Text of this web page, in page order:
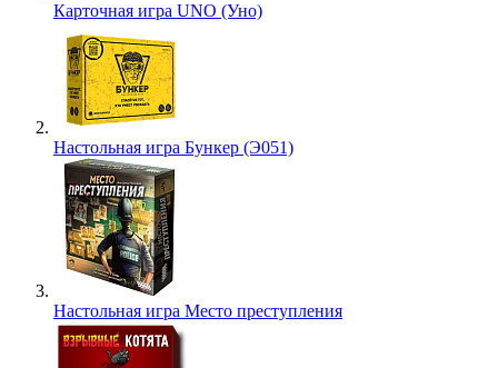
Карточная игра UNO (Уно)
Настольная игра Бункер (Э051)
Настольная игра Место преступления